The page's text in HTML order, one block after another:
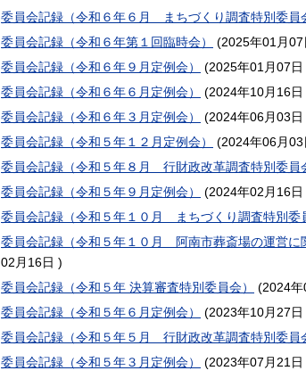
委員会記録（令和６年６月 まちづくり調査特別委員
委員会記録（令和６年第１回臨時会）
(2025年01月07
委員会記録（令和６年９月定例会）
(2025年01月07日
委員会記録（令和６年６月定例会）
(2024年10月16日
委員会記録（令和６年３月定例会）
(2024年06月03日
委員会記録（令和５年１２月定例会）
(2024年06月03
委員会記録（令和５年８月 行財政改革調査特別委員
委員会記録（令和５年９月定例会）
(2024年02月16日
委員会記録（令和５年１０月 まちづくり調査特別委
委員会記録（令和５年１０月 阿南市葬斎場の運営に
02月16日 )
委員会記録（令和５年 決算審査特別委員会）
(2024年
委員会記録（令和５年６月定例会）
(2023年10月27日
委員会記録（令和５年５月 行財政改革調査特別委員
委員会記録（令和５年３月定例会）
(2023年07月21日